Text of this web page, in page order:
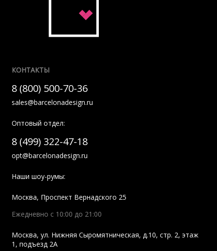
КОНТАКТЫ
8 (800) 500-70-36
sales@barcelonadesign.ru
Оптовый отдел:
8 (499) 322-47-18
opt@barcelonadesign.ru
Наши шоу-румы:
Москва, Проспект Вернадского 25
Ежедневно с 10:00 до 21:00
Москва, ул. Нижняя Сыромятническая, д.10, стр. 2, этаж
1, подъезд 2A